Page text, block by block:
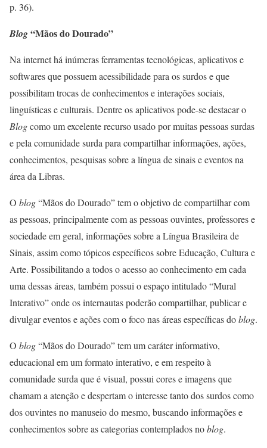
p. 36).
Blog“Mãos do Dourado”
Na internet há inúmeras ferramentas tecnológicas, aplicativos e
softwares que possuem acessibilidade para os surdos e que
possibilitam trocas de conhecimentos e interações sociais,
linguísticas e culturais. Dentre os aplicativos pode-se destacar o
Blogcomo um excelente recurso usado por muitas pessoas surdas
e pela comunidade surda para compartilhar informações, ações,
conhecimentos, pesquisas sobre a língua de sinais e eventos na
área da Libras.
O blog“Mãos do Dourado” tem o objetivo de compartilhar com
as pessoas, principalmente com as pessoas ouvintes, professores e
sociedade em geral, informações sobre a Língua Brasileira de
Sinais, assim como tópicos específicos sobre Educação, Cultura e
Arte. Possibilitando a todos o acesso ao conhecimento em cada
uma dessas áreas, também possui o espaço intitulado “Mural
Interativo” onde os internautas poderão compartilhar, publicar e
divulgar eventos e ações com o foco nas áreas específicas doblog.
O blog“Mãos do Dourado” tem um caráter informativo,
educacional em um formato interativo, e em respeito à
comunidade surda que é visual, possui cores e imagens que
chamam a atenção e despertam o interesse tanto dos surdos como
dos ouvintes no manuseio do mesmo, buscando informações e
conhecimentos sobre as categorias contemplados noblog.